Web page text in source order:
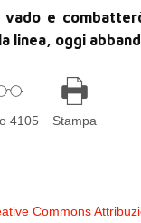
e
linea, oggi
4105 Stampa
Commons